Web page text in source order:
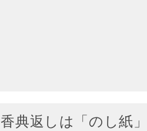
香典返しは「のし紙